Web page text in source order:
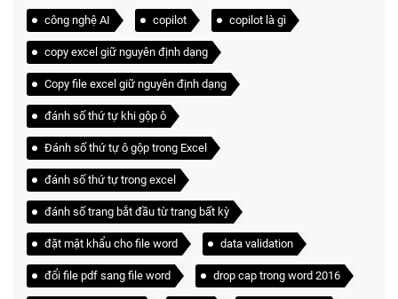
công nghệ AI copilot copilot là gì
copy excel giữ nguyên định dạng
Copy file excel giữ nguyên định dạng
đánh số thứ tự khi gộp ô
Đánh số thứ tự ô gộp trong Excel
đánh số thứ tự trong excel
đánh số trang bắt đầu từ trang bất kỳ
đặt mật khẩu cho file word data validation
đổi file pdf sang file word drop cap trong word 2016